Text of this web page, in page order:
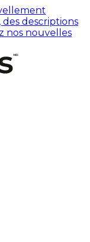
des descriptions
nos nouvelles